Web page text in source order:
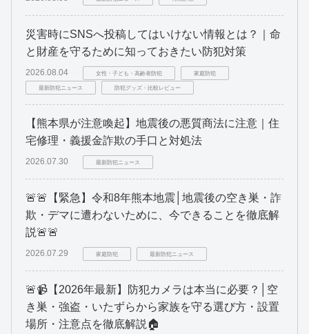
災害時にSNSへ投稿してはいけない情報とは？｜命
と財産を守るために知っておきたい防犯対策
2026.08.04 女性・子ども・高齢者防犯 家庭防犯
最新防犯ニュース 防犯グッズ・比較レビュー
【熊本県が注意喚起】地震後の悪質商法に注意｜住
宅修理・義援金詐欺の手口と対処法
2026.07.30 最新防犯ニュース
🚨🚨【緊急】令和8年熊本地震│地震後の空き巣・詐
欺・デマに遭わないために、今できることを徹底解
説🚨🚨
2026.07.29 家庭防犯 最新防犯ニュース
🚨📹【2026年最新】防犯カメラは本当に必要？│空
き巣・強盗・いたずらから家族を守る選び方・設置
場所・注意点を徹底解説🏠